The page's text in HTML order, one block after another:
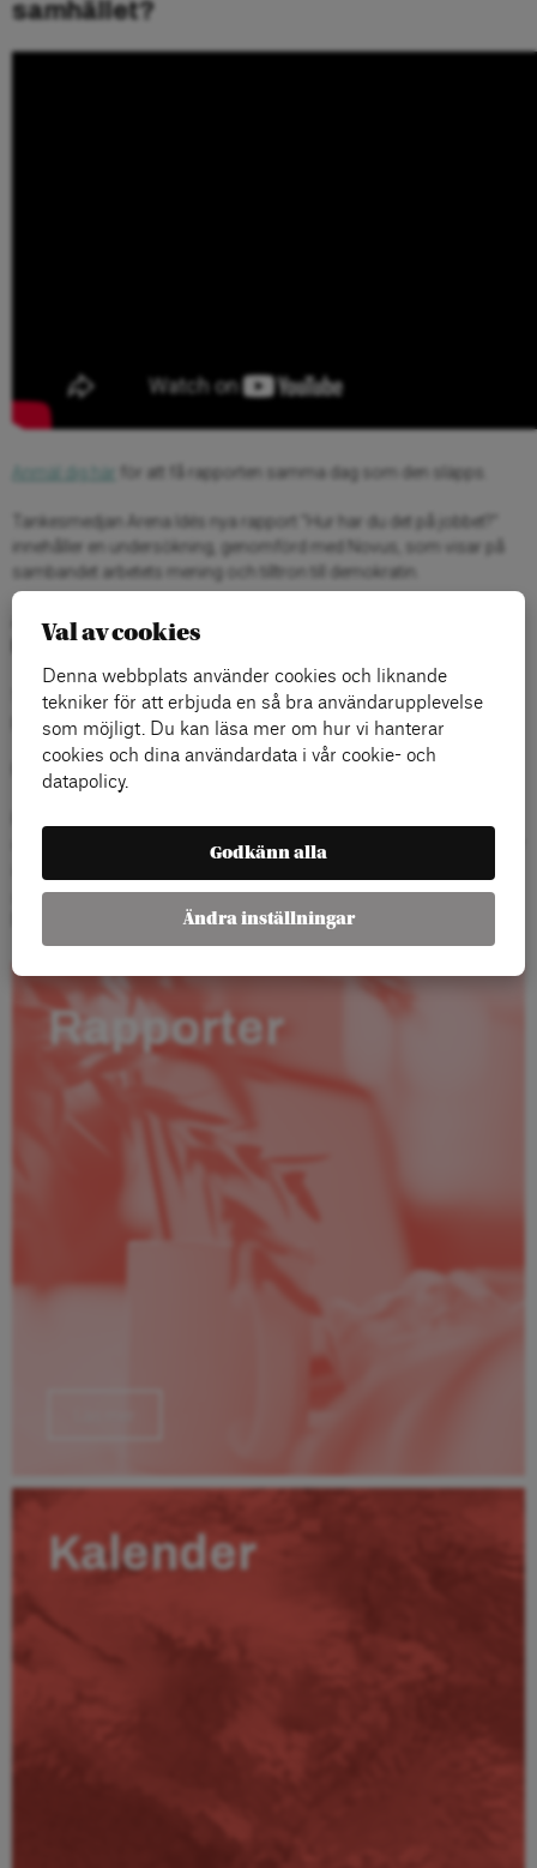
samhället?
Anmäl dig här för att få rapporten samma dag som den släpps.
Tankesmedjan Arena Idés nya rapport ”Hur har du det på jobbet?”
innehåller en undersökning, genomförd med Novus, som visar på
sambandet arbetets mening och tilltron till demokratin.
Arena Idés utredningschef
David Eklind Klooom resultaten från undersökningen.
Seminariet sänds på Arena Idés Facebooksida. Kommer kunna ses
på arenaide.se/video i efterhand.
Rapporten släpps samma dag som seminariet.
drivit tillsammans med Handelsanställdas förbund. I höst utkommer
gör på jobbet och vad jobbet gör med oss.Även den författad av
Rapporter
Kalender
Val av cookies
Denna webbplats använder cookies och liknande
tekniker för att erbjuda en så bra användarupplevelse
som möjligt. Du kan läsa mer om hur vi hanterar
cookies och dina användardata i vår cookie- och
datapolicy.
Godkänn alla
Ändra inställningar